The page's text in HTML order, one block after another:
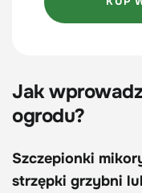
Jak
ogrodu?
Szczepionki
strzępki grzybni